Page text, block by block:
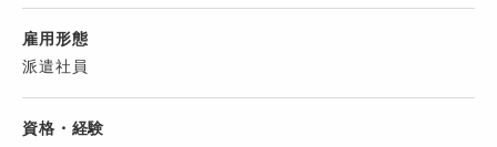
雇用形態
派遣社員
資格・経験